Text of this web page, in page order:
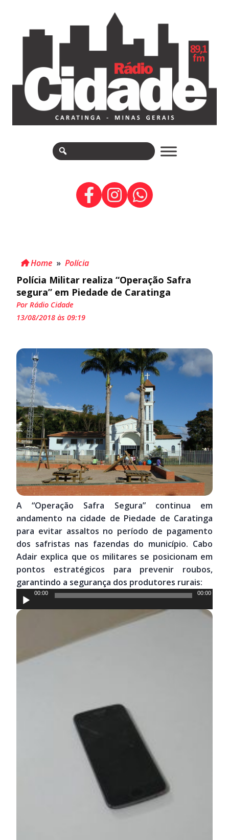
Home » Polícia
Polícia Militar realiza “Operação Safra
segura” em Piedade de Caratinga
Por Rádio Cidade
13/08/2018 às 09:19
A “Operação Safra Segura” continua em
andamento na cidade de Piedade de Caratinga
para evitar assaltos no período de pagamento
dos safristas nas fazendas do município. Cabo
Adair explica que os militares se posicionam em
pontos estratégicos para prevenir roubos,
garantindo a segurança dos produtores rurais:
Tocador
de
áudio
00:00 00:00